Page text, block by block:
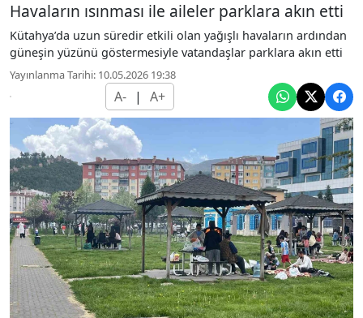
Havaların ısınması ile aileler parklara akın etti
Kütahya’da uzun süredir etkili olan yağışlı havaların ardından
güneşin yüzünü göstermesiyle vatandaşlar parklara akın etti
Yayınlanma Tarihi: 10.05.2026 19:38
A- | A+